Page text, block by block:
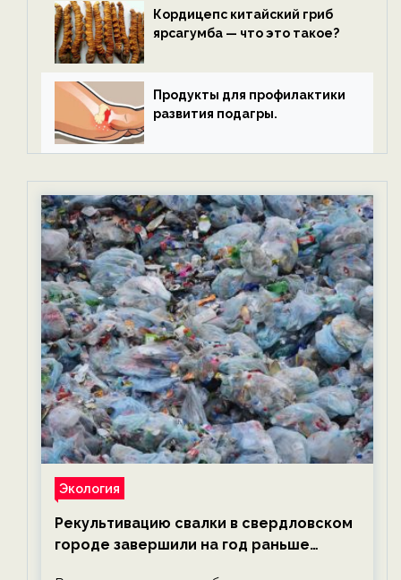
Кордицепс китайский гриб
ярсагумба — что это такое?
Продукты для профилактики
развития подагры.
Экология
Рекультивацию свалки в свердловском
городе завершили на год раньше